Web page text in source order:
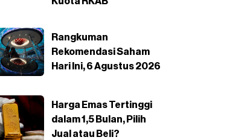
Rangkuman
Rekomendasi Saham
Hari Ini, 6 Agustus 2026
Harga Emas Tertinggi
dalam 1,5 Bulan, Pilih
Jual atau Beli?